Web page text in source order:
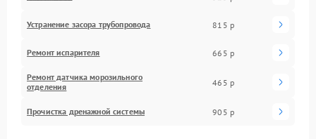
Устранение засора трубопровода 815 р
Ремонт испарителя 665 р
Ремонт датчика морозильного
отделения
465 р
Прочистка дренажной системы 905 р